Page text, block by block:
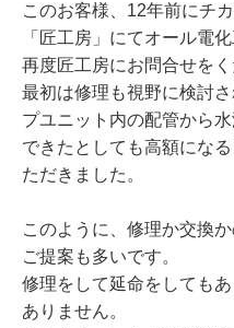
このお客様、12年前にチ
「匠工房」にてオール電
再度匠工房にお問合せをく
最初は修理も視野に検討
プユニット内の配管から
できたとしても高額にな
ただきました。
このように、修理か交換
ご提案も多いです。
修理をして延命をしても
ありません。